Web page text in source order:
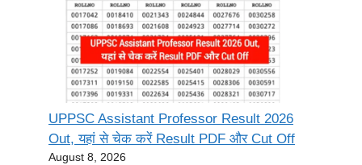
UPPSC Assistant Professor Result 2026
Out, यहां से चेक करें Result PDF और Cut Off
August 8, 2026